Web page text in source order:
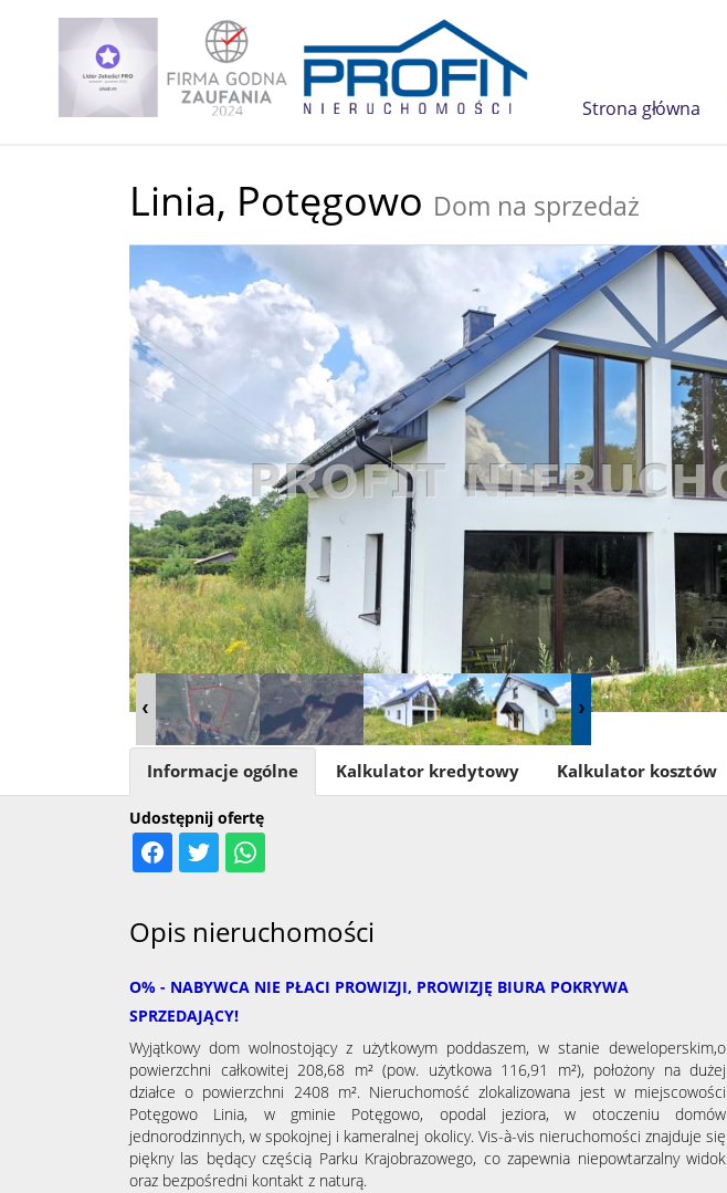
Strona główna
Linia, Potęgowo Dom na sprzedaż
Udostępnij ofertę
Informacje ogólne Kalkulator kredytowy Kalkulator kosztów
Opis nieruchomości
O% - NABYWCA NIE PŁACI PROWIZJI, PROWIZJĘ BIURA POKRYWA
SPRZEDAJĄCY!
Wyjątkowy dom wolnostojący z użytkowym poddaszem, w stanie deweloperskim,o
powierzchni całkowitej 208,68 m² (pow. użytkowa 116,91 m²), położony na dużej
działce o powierzchni 2408 m². Nieruchomość zlokalizowana jest w miejscowości
Potęgowo Linia, w gminie Potęgowo, opodal jeziora, w otoczeniu domów
jednorodzinnych, w spokojnej i kameralnej okolicy. Vis-à-vis nieruchomości znajduje się
piękny las będący częścią Parku Krajobrazowego, co zapewnia niepowtarzalny widok
oraz bezpośredni kontakt z naturą.